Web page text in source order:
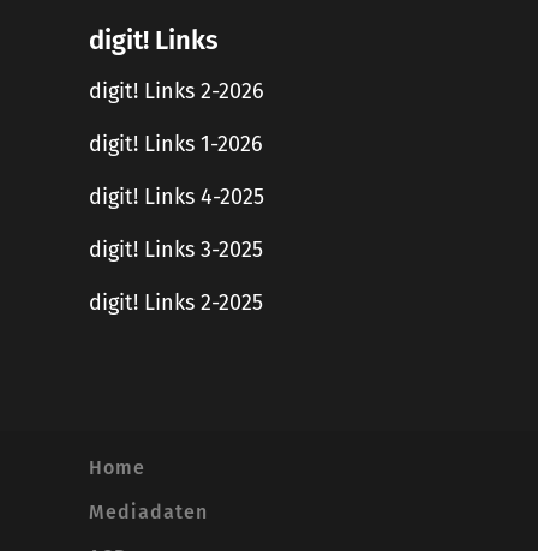
digit! Links
digit! Links 2-2026
digit! Links 1-2026
digit! Links 4-2025
digit! Links 3-2025
digit! Links 2-2025
Home
Mediadaten